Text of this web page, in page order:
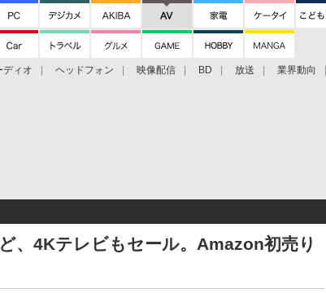
ディオ ヘッドフォン 映像配信 BD 放送 業界動向
、4Kテレビもセール。Amazon初売り